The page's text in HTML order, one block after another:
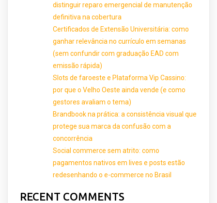
distinguir reparo emergencial de manutenção
definitiva na cobertura
Certificados de Extensão Universitária: como
ganhar relevância no currículo em semanas
(sem confundir com graduação EAD com
emissão rápida)
Slots de faroeste e Plataforma Vip Cassino:
por que o Velho Oeste ainda vende (e como
gestores avaliam o tema)
Brandbook na prática: a consistência visual que
protege sua marca da confusão com a
concorrência
Social commerce sem atrito: como
pagamentos nativos em lives e posts estão
redesenhando o e-commerce no Brasil
RECENT COMMENTS